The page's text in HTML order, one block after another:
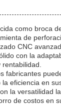
como broca
de
CNC
con la
fabricantes
eficiencia en
la versatilidad
de costos en